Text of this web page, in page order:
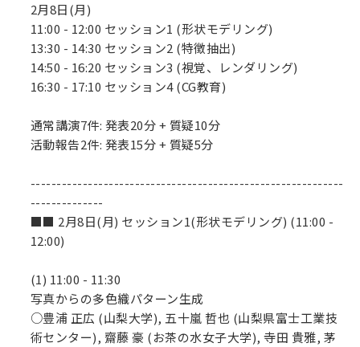
2月8日(月)
11:00 - 12:00 セッション1 (形状モデリング)
13:30 - 14:30 セッション2 (特徴抽出)
14:50 - 16:20 セッション3 (視覚、レンダリング)
16:30 - 17:10 セッション4 (CG教育)
通常講演7件: 発表20分 + 質疑10分
活動報告2件: 発表15分 + 質疑5分
------------------------------------------------------------
--------------
■■ 2月8日(月) セッション1(形状モデリング) (11:00 -
12:00)
(1) 11:00 - 11:30
写真からの多色織パターン生成
○豊浦 正広 (山梨大学), 五十嵐 哲也 (山梨県富士工業技
術センター), 齋藤 豪 (お茶の水女子大学), 寺田 貴雅, 茅